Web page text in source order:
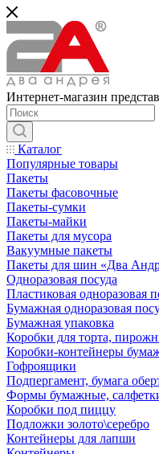
Интернет-магазин
Каталог
Популярные товары
Пакеты
Пакеты фасовочные
Пакеты-сумки
Пакеты-майки
Пакеты для мусора
Вакуумные пакеты
Пакеты для шин «Два
Одноразовая посуда
Пластиковая одноразовая
Бумажная одноразовая
Бумажная упаковка
Коробки для торта,
Коробки-контейнеры
Гофроящики
Подпергамент, бумага
Формы бумажные,
Коробки под пиццу
Подложки золото\серебро
Контейнеры для лапши